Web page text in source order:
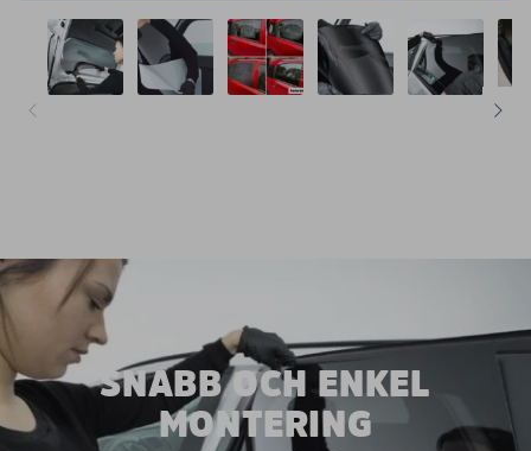
SNABB OCH ENKEL
MONTERING